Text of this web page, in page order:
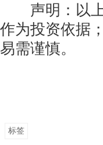
声明：以上
作为投资依据
易需谨慎。
标签